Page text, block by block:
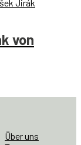
von
Über uns